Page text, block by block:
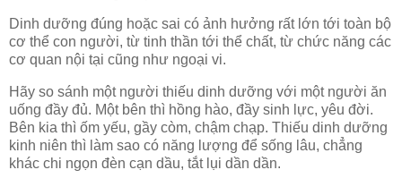
Dinh dưỡng đúng hoặc sai có ảnh hưởng rất lớn tới toàn bộ
cơ thể con người, từ tinh thần tới thể chất, từ chức năng các
cơ quan nội tại cũng như ngoại vi.
Hãy so sánh một người thiếu dinh dưỡng với một người ăn
uống đầy đủ. Một bên thì hồng hào, đầy sinh lực, yêu đời.
Bên kia thì ốm yếu, gầy còm, chậm chạp. Thiếu dinh dưỡng
kinh niên thì làm sao có năng lượng để sống lâu, chẳng
khác chi ngọn đèn cạn dầu, tắt lụi dần dần.